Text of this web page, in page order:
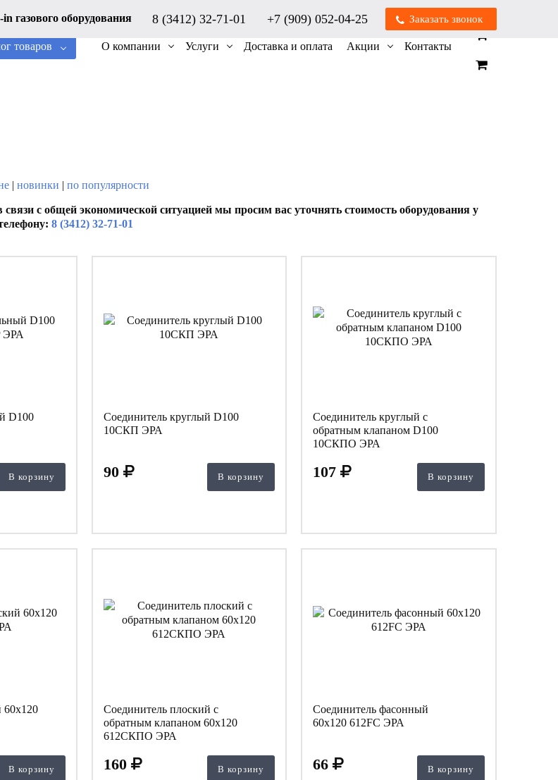
газового оборудования 8 (3412) 32-71-01 +7 (909) 052-04-25 Заказать звонок
О компании Услуги Доставка и оплата Акции Контакты
товаров
| новинки | по популярности
с общей экономической ситуацией мы просим вас уточнять стоимость оборудования у
8 (3412) 32-71-01
D100
В корзину
Соединитель круглый D100
10СКП ЭРА
90 В корзину
Соединитель круглый с
обратным клапаном D100
10СКПО ЭРА
107 В корзину
60х120
В корзину
Соединитель плоский с
обратным клапаном 60х120
612СКПО ЭРА
160 В корзину
Соединитель фасонный
60х120 612FC ЭРА
66 В корзину